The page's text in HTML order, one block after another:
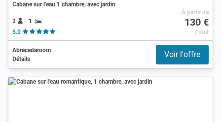
Cabane sur l'eau 1 chambre, avec jardin
2
1
5.0
À partir de
130 €
/ nuit
Abracadaroom
Détails
Voir l'offre